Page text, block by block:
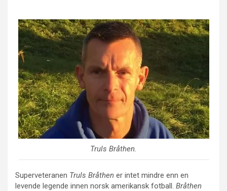
Truls Bråthen.
Superveteranen Truls Bråthen er intet mindre enn en
levende legende innen norsk amerikansk fotball. Bråthen